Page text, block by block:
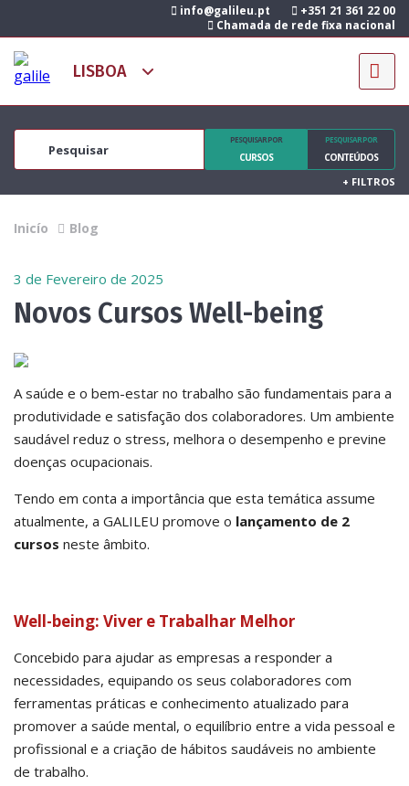
info@galileu.pt
+351 21 361 22 00
Chamada de rede fixa nacional
PESQUISAR POR
CURSOS
PESQUISAR POR
CONTEÚDOS
+ FILTROS
Inicío Blog
3 de Fevereiro de 2025
Novos Cursos Well-being
A saúde e o bem-estar no trabalho são fundamentais para a
produtividade e satisfação dos colaboradores. Um ambiente
saudável reduz o stress, melhora o desempenho e previne
doenças ocupacionais.
Tendo em conta a importância que esta temática assume
atualmente, a GALILEU promove o lançamento de 2
cursos neste âmbito.
Well-being: Viver e Trabalhar Melhor
Concebido para ajudar as empresas a responder a
necessidades, equipando os seus colaboradores com
ferramentas práticas e conhecimento atualizado para
promover a saúde mental, o equilíbrio entre a vida pessoal e
profissional e a criação de hábitos saudáveis no ambiente
de trabalho.